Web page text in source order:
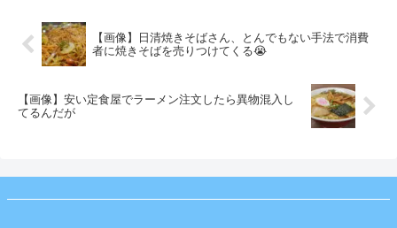
【画像】日清焼きそばさん、とんでもない手法で消費
者に焼きそばを売りつけてくる😭
【画像】安い定食屋でラーメン注文したら異物混入し
てるんだが